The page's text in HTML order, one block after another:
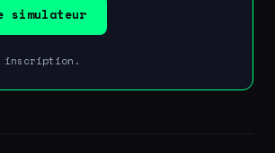
simulateur
inscription.